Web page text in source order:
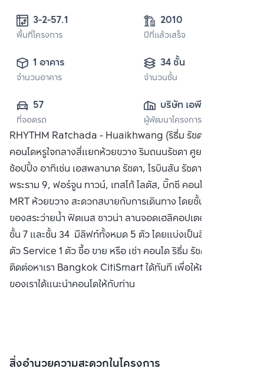
3-2-57.1
พื้นที่โครงการ
2010
ปีที่แล้วเสร็จ
1 อาคาร
จำนวนอาคาร
34 ชั้น
จำนวนชั้น
57
ที่จอดรถ
บริษัท เอพี (ไทย
แลนด์)
จำกัด(มหาชน)
ผู้พัฒนาโครงการ
RHYTHM Ratchada - Huaikhwang (ริธึ่ม รัชดา ห้วยขวาง)
คอนโดหรูใจกลางสี่แยกห้วยขวาง ริมถนนรัชดา ศูยน์กลางแหล่ง
ช้อปปิ้ง อาทิเช่น เอสพลานาด รัชดา, โรบินสัน รัชดา, เซ็นทรัล
พระราม 9, ฟอร์จูน ทาวน์, เทสโก้ โลตัส, บิ๊กซี คอนโดติดรถไฟฟ้า
MRT ห้วยขวาง สะดวกสบายกับการเดินทาง โดยชั้น 34 เป็นส่วน
ของสระว่ายน้ำ ฟิตเนส ซาวน่า ลานจอดเฮลิคอปเตอร์ มีสวนอยู่ที่
ชั้น 7 และชั้น 34 มีลิฟท์ทั้งหมด 5 ตัว โดยแบ่งเป็นลิฟท์โดยสาร 4
ตัว Service 1 ตัว ซื้อ ขาย หรือ เช่า คอนโด ริธึ่ม รัชดา ห้วยขวาง
ติดต่อหาเรา Bangkok CitiSmart ได้ทันที เพื่อให้ผู้เชี่ยวชาญ
ของเราได้แนะนำคอนโดให้กับท่าน
สิ่งอำนวยความสะดวกในโครงการ